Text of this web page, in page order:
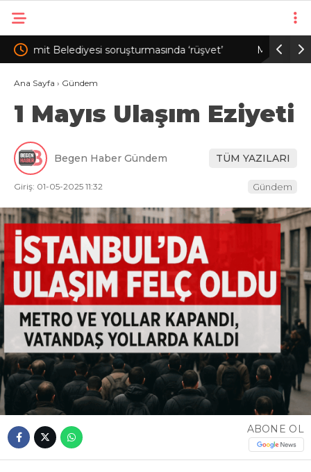
girdi
Merkezi yönetim bütçesinden Ar-Ge’ye 253
milyar 544 milyon lira harcandı
Ana Sayfa › Gündem
1 Mayıs Ulaşım Eziyeti
Begen Haber Gündem TÜM YAZILARI
Giriş: 01-05-2025 11:32 Gündem
ABONE OL